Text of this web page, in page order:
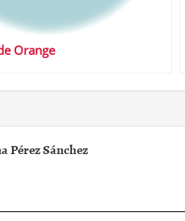
Orange
Pérez Sánchez